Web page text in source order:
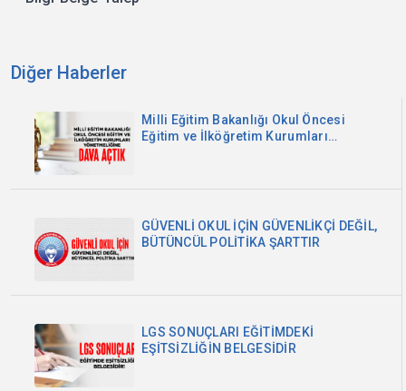
Diğer Haberler
Milli Eğitim Bakanlığı Okul Öncesi
Eğitim ve İlköğretim Kurumları
GÜVENLİ OKUL İÇİN GÜVENLİKÇİ DEĞİL,
BÜTÜNCÜL POLİTİKA ŞARTTIR
LGS SONUÇLARI EĞİTİMDEKİ
EŞİTSİZLİĞİN BELGESİDİR